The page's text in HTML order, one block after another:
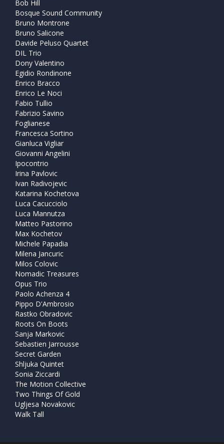
Bob Hill
Bosque Sound Community
Bruno Montrone
Bruno Salicone
Davide Peluso Quartet
DIL Trio
Dony Valentino
Egidio Rondinone
Enrico Bracco
Enrico Le Noci
Fabio Tullio
Fabrizio Savino
Foglianese
Francesca Sortino
Gianluca Vigliar
Giovanni Angelini
Ipocontrio
Irina Pavlovic
Ivan Radivojevic
Katarina Kochetova
Luca Cacucciolo
Luca Mannutza
Matteo Pastorino
Max Kochetov
Michele Papadia
Milena Jancuric
Milos Colovic
Nomadic Treasures
Opus Trio
Paolo Achenza 4
Pippo D'Ambrosio
Rastko Obradovic
Roots On Boots
Sanja Markovic
Sebastien Jarrousse
Secret Garden
Shljuka Quintet
Sonia Ziccardi
The Motion Collective
Two Things Of Gold
Ugljesa Novakovic
Walk Tall